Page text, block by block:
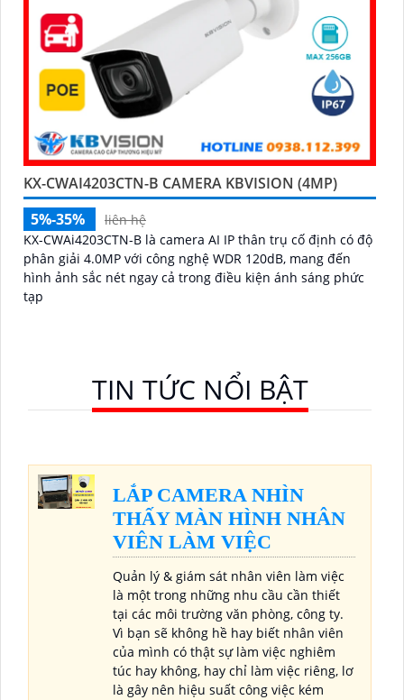
KX-CWAI4203CTN-B CAMERA KBVISION (4MP)
5%-35%
liên hệ
KX-CWAi4203CTN-B là camera AI IP thân trụ cố định có độ
phân giải 4.0MP với công nghệ WDR 120dB, mang đến
hình ảnh sắc nét ngay cả trong điều kiện ánh sáng phức
tạp
TIN TỨC NỔI BẬT
LẮP CAMERA NHÌN
THẤY MÀN HÌNH NHÂN
VIÊN LÀM VIỆC
Quản lý & giám sát nhân viên làm việc
là một trong những nhu cầu cần thiết
tại các môi trường văn phòng, công ty.
Vì bạn sẽ không hề hay biết nhân viên
của mình có thật sự làm việc nghiêm
túc hay không, hay chỉ làm việc riêng, lơ
là gây nên hiệu suất công việc kém